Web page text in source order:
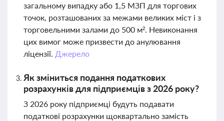
загальному випадку або 1,5 МЗП для торгових
точок, розташованих за межами великих міст і з
торговельними залами до 500 м². Невиконання
цих вимог може призвести до анулювання
ліцензії. Джерело
Як зміниться подання податкових
розрахунків для підприємців з 2026 року?
З 2026 року підприємці будуть подавати
податкові розрахунки щоквартально замість